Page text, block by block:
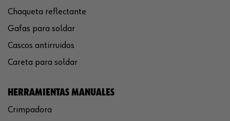
Chaqueta reflectante
Gafas para soldar
Cascos antirruidos
Careta para soldar
HERRAMIENTAS MANUALES
Crimpadora